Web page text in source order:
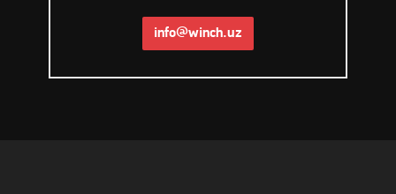
info@winch.uz